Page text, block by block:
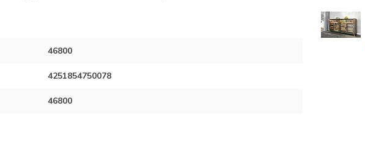
46800
4251854750078
46800